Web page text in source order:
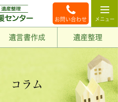
お問い合わせ
遺言書作成 遺産整理
コラム